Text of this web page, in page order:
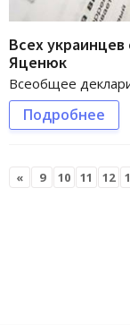
Всех
Яценюк
Всеобщее
Подробнее
« 9 10 11 12